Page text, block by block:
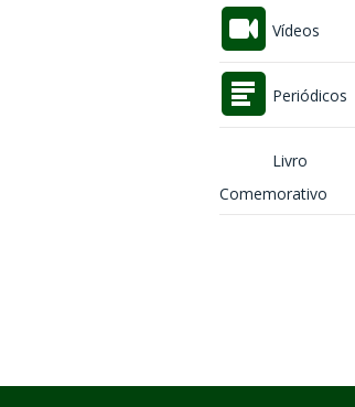
Vídeos
Periódicos
Livro
Comemorativo